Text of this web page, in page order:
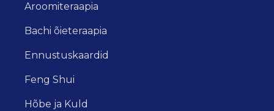
Aroomiteraapia
Bachi õieteraapia
Ennustuskaardid
Feng Shui
Hõbe ja Kuld